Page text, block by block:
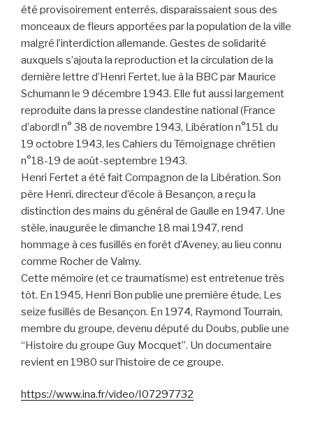
été provisoirement enterrés, disparaissaient sous des
monceaux de fleurs apportées par la population de la ville
malgré l’interdiction allemande. Gestes de solidarité
auxquels s’ajouta la reproduction et la circulation de la
dernière lettre d’Henri Fertet, lue à la BBC par Maurice
Schumann le 9 décembre 1943. Elle fut aussi largement
reproduite dans la presse clandestine national (France
d’abord! n° 38 de novembre 1943, Libération n°151 du
19 octobre 1943, les Cahiers du Témoignage chrétien
n°18-19 de août-septembre 1943.
Henri Fertet a été fait Compagnon de la Libération. Son
père Henri, directeur d’école à Besançon, a reçu la
distinction des mains du général de Gaulle en 1947. Une
stèle, inaugurée le dimanche 18 mai 1947, rend
hommage à ces fusillés en forêt d’Aveney, au lieu connu
comme Rocher de Valmy.
Cette mémoire (et ce traumatisme) est entretenue très
tôt. En 1945, Henri Bon publie une première étude, Les
seize fusillés de Besançon. En 1974, Raymond Tourrain,
membre du groupe, devenu député du Doubs, publie une
“Histoire du groupe Guy Mocquet”. Un documentaire
revient en 1980 sur l’histoire de ce groupe.
https://www.ina.fr/video/I07297732